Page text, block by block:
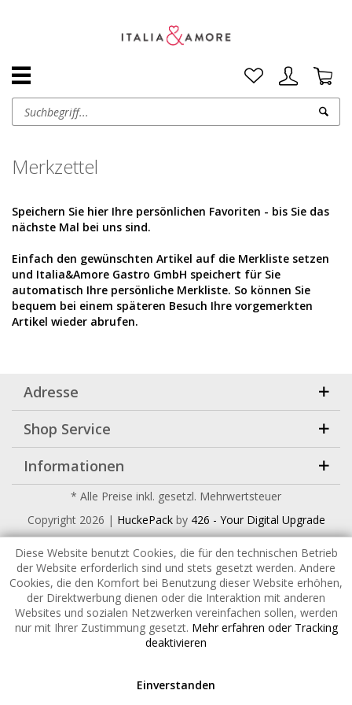
Merkzettel
Speichern Sie hier Ihre persönlichen Favoriten - bis Sie das
nächste Mal bei uns sind.
Einfach den gewünschten Artikel auf die Merkliste setzen
und Italia&Amore Gastro GmbH speichert für Sie
automatisch Ihre persönliche Merkliste. So können Sie
bequem bei einem späteren Besuch Ihre vorgemerkten
Artikel wieder abrufen.
Adresse
Shop Service
Informationen
* Alle Preise inkl. gesetzl. Mehrwertsteuer
Copyright 2026 | HuckePackby 426 - Your Digital Upgrade
Diese Website benutzt Cookies, die für den technischen Betrieb
der Website erforderlich sind und stets gesetzt werden. Andere
Cookies, die den Komfort bei Benutzung dieser Website erhöhen,
der Direktwerbung dienen oder die Interaktion mit anderen
Websites und sozialen Netzwerken vereinfachen sollen, werden
nur mit Ihrer Zustimmung gesetzt. Mehr erfahren oder Tracking
deaktivieren
Einverstanden